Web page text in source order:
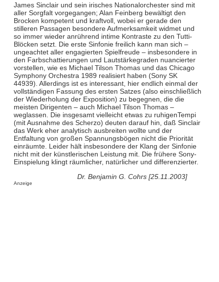
James Sinclair und sein irisches Nationalorchester sind mit
aller Sorgfalt vorgegangen; Alan Feinberg bewältigt den
Brocken kompetent und kraftvoll, wobei er gerade den
stilleren Passagen besondere Aufmerksamkeit widmet und
so immer wieder anrührend intime Kontraste zu den Tutti-
Blöcken setzt. Die erste Sinfonie freilich kann man sich –
ungeachtet aller engagierten Spielfreude – insbesondere in
den Farbschattierungen und Lautstärkegraden nuancierter
vorstellen, wie es Michael Tilson Thomas und das Chicago
Symphony Orchestra 1989 realisiert haben (Sony SK
44939). Allerdings ist es interessant, hier endlich einmal der
vollständigen Fassung des ersten Satzes (also einschließlich
der Wiederholung der Exposition) zu begegnen, die die
meisten Dirigenten – auch Michael Tilson Thomas –
weglassen. Die insgesamt vielleicht etwas zu ruhigenTempi
(mit Ausnahme des Scherzo) deuten darauf hin, daß Sinclair
das Werk eher analytisch ausbreiten wollte und der
Entfaltung von großen Spannungsbögen nicht die Priorität
einräumte. Leider hält insbesondere der Klang der Sinfonie
nicht mit der künstlerischen Leistung mit. Die frühere Sony-
Einspielung klingt räumlicher, natürlicher und differenzierter.
Dr. Benjamin G. Cohrs [25.11.2003]
Anzeige